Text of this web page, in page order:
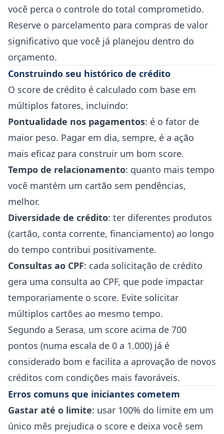
você perca o controle do total comprometido.
Reserve o parcelamento para compras de valor
significativo que você já planejou dentro do
orçamento.
Construindo seu histórico de crédito
O score de crédito é calculado com base em
múltiplos fatores, incluindo:
Pontualidade nos pagamentos: é o fator de
maior peso. Pagar em dia, sempre, é a ação
mais eficaz para construir um bom score.
Tempo de relacionamento: quanto mais tempo
você mantém um cartão sem pendências,
melhor.
Diversidade de crédito: ter diferentes produtos
(cartão, conta corrente, financiamento) ao longo
do tempo contribui positivamente.
Consultas ao CPF: cada solicitação de crédito
gera uma consulta ao CPF, que pode impactar
temporariamente o score. Evite solicitar
múltiplos cartões ao mesmo tempo.
Segundo a Serasa, um score acima de 700
pontos (numa escala de 0 a 1.000) já é
considerado bom e facilita a aprovação de novos
créditos com condições mais favoráveis.
Erros comuns que iniciantes cometem
Gastar até o limite: usar 100% do limite em um
único mês prejudica o score e deixa você sem